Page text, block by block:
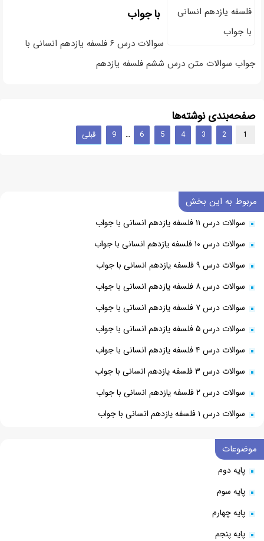
با جواب
سوالات درس ۶ فلسفه یازدهم انسانی با
جواب سوالات متن درس ششم فلسفه یازدهم
صفحه‌بندی نوشته‌ها
1
2
3
4
5
6
…
9 قبلی
مربوط به این بخش
سوالات درس ۱۱ فلسفه یازدهم انسانی با جواب
سوالات درس ۱۰ فلسفه یازدهم انسانی با جواب
سوالات درس ۹ فلسفه یازدهم انسانی با جواب
سوالات درس ۸ فلسفه یازدهم انسانی با جواب
سوالات درس ۷ فلسفه یازدهم انسانی با جواب
سوالات درس ۵ فلسفه یازدهم انسانی با جواب
سوالات درس ۴ فلسفه یازدهم انسانی با جواب
سوالات درس ۳ فلسفه یازدهم انسانی با جواب
سوالات درس ۲ فلسفه یازدهم انسانی با جواب
سوالات درس ۱ فلسفه یازدهم انسانی با جواب
موضوعات
پایه دوم
پایه سوم
پایه چهارم
پایه پنجم